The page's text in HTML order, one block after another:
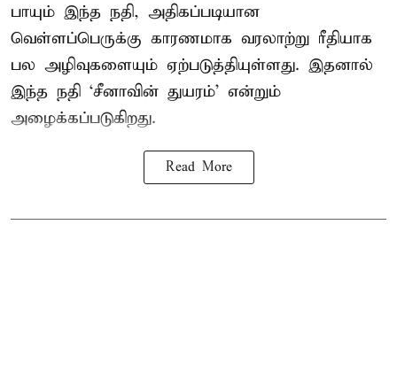
பாயும் இந்த நதி, அதிகப்படியான
வெள்ளப்பெருக்கு காரணமாக வரலாற்று ரீதியாக
பல அழிவுகளையும் ஏற்படுத்தியுள்ளது. இதனால்
இந்த நதி ‘சீனாவின் துயரம்’ என்றும்
அழைக்கப்படுகிறது.
Read More